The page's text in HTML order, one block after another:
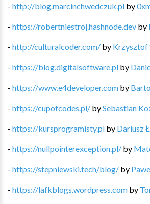
- http://blog.marcinchwedczuk.pl by
- https://robertniestroj.hashnode.dev by
- http://culturalcoder.com/ by Krzysztof
- https://blog.digitalsoftware.pl by
- https://www.e4developer.com by
- https://cupofcodes.pl/ bySebastian
- https://kursprogramisty.pl by Dariusz
- https://nullpointerexception.pl/ by
- https://stepniewski.tech/blog/ by
- https://lafkblogs.wordpress.com by